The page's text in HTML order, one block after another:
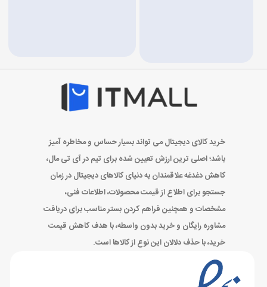
خرید کالای دیجیتال می تواند بسیار حساس و مخاطره آمیز
باشد؛ اصلی ترین ارزش تعیین شده برای تیم در آی تی مال،
کاهش دغدغه علاقمندان به دنیای کالاهای دیجیتال در زمان
جستجو برای اطلاع از قیمت محصولات، اطلاعات فنی،
مشخصات و همچنین فراهم کردن بستر مناسب برای دریافت
مشاوره رایگان و خرید بدون واسطه، با هدف کاهش قیمت
خرید، با حذف دلالان این نوع از کالاها است.